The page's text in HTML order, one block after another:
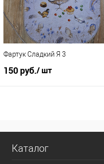
Фартук Сладкий Я 3
150 руб./ шт
Купить в 1 клик
Каталог